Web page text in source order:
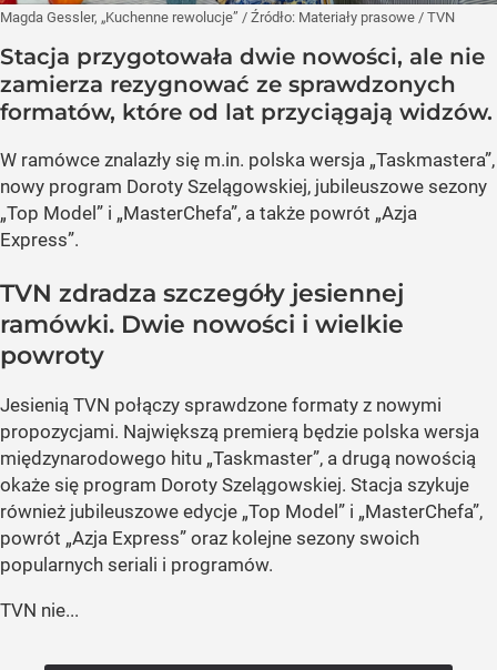
Magda Gessler, „Kuchenne rewolucje” / Źródło: Materiały prasowe / TVN
Stacja przygotowała dwie nowości, ale nie
zamierza rezygnować ze sprawdzonych
formatów, które od lat przyciągają widzów.
W ramówce znalazły się m.in. polska wersja „Taskmastera”,
nowy program Doroty Szelągowskiej, jubileuszowe sezony
„Top Model” i „MasterChefa”, a także powrót „Azja
Express”.
TVN zdradza szczegóły jesiennej
ramówki. Dwie nowości i wielkie
powroty
Jesienią TVN połączy sprawdzone formaty z nowymi
propozycjami. Największą premierą będzie polska wersja
międzynarodowego hitu „Taskmaster”, a drugą nowością
okaże się program Doroty Szelągowskiej. Stacja szykuje
również jubileuszowe edycje „Top Model” i „MasterChefa”,
powrót „Azja Express” oraz kolejne sezony swoich
popularnych seriali i programów.
TVN nie...